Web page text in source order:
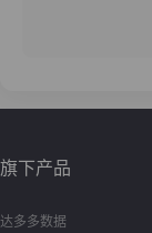
旗下产品
达多多数据